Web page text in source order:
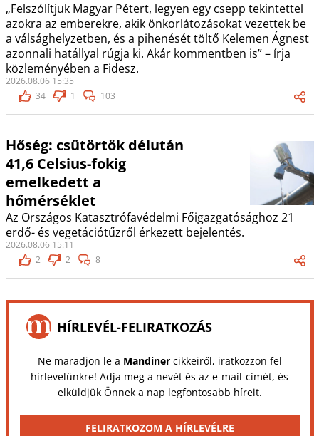
„Felszólítjuk Magyar Pétert, legyen egy csepp tekintettel
azokra az emberekre, akik önkorlátozásokat vezettek be
a válsághelyzetben, és a pihenését töltő Kelemen Ágnest
azonnali hatállyal rúgja ki. Akár kommentben is” – írja
közleményében a Fidesz.
2026.08.06 15:35
34
1 103
Hőség: csütörtök délután
41,6 Celsius-fokig
emelkedett a
hőmérséklet
Az Országos Katasztrófavédelmi Főigazgatósághoz 21
erdő- és vegetációtűzről érkezett bejelentés.
2026.08.06 15:11
2
2 8
HÍRLEVÉL-FELIRATKOZÁS
Ne maradjon le a Mandinercikkeiről, iratkozzon fel
hírlevelünkre! Adja meg a nevét és az e-mail-címét, és
elküldjük Önnek a nap legfontosabb híreit.
FELIRATKOZOM A HÍRLEVÉLRE